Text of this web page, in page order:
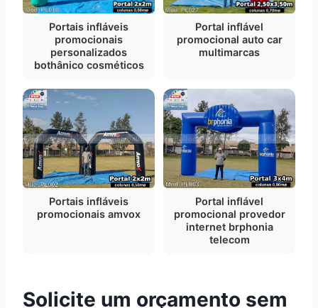
Portais infláveis
promocionais
personalizados
bothânico cosméticos
Portal inflável
promocional auto car
multimarcas
Portais infláveis
promocionais amvox
Portal inflável
promocional provedor
internet brphonia
telecom
Solicite um orçamento sem